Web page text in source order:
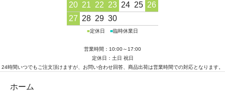
20 21 22 23 24 25 26
27 28 29 30
■定休日 ■臨時休業日
営業時間：10:00～17:00
定休日：土日 祝日
24時間いつでもご注文頂けますが、お問い合わせ回答、商品出荷は営業時間での対応となります。
ホーム